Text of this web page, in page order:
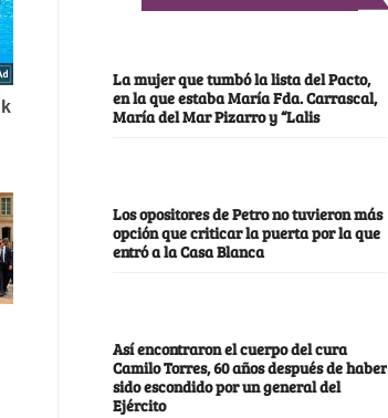
La mujer que tumbó la lista del Pacto,
en la que estaba María Fda. Carrascal,
María del Mar Pizarro y “Lalis
Los opositores de Petro no tuvieron más
opción que criticar la puerta por la que
entró a la Casa Blanca
Así encontraron el cuerpo del cura
Camilo Torres, 60 años después de haber
sido escondido por un general del
Ejército